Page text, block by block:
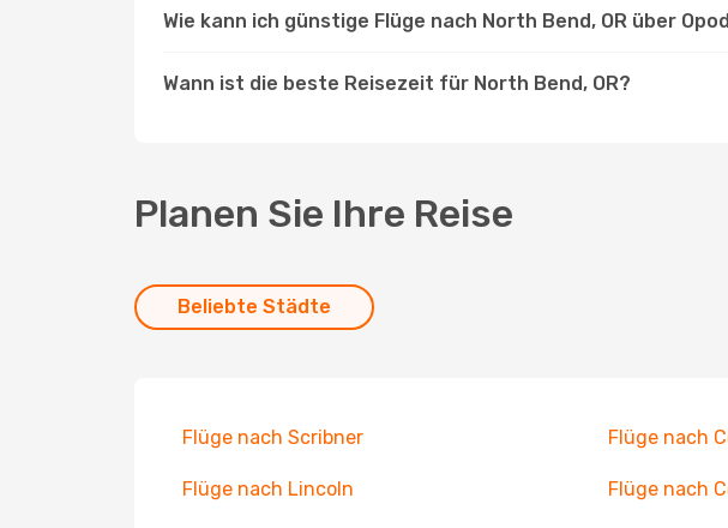
Wie kann ich günstige Flüge nach North Bend, OR über
Wann ist die beste Reisezeit für North Bend, OR?
Planen Sie Ihre Reise
Beliebte Städte
Flüge nach Scribner Flüge nach
Flüge nach Lincoln Flüge nach